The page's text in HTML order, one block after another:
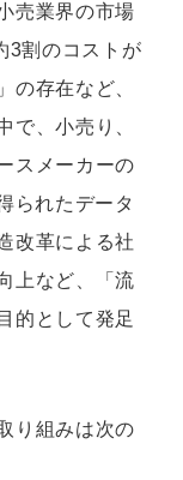
売業界の市場
3割のコストが
の存在など、
で、小売り、
スメーカーの
られたデータ
改革による社
上など、「流
的として発足
り組みは次の